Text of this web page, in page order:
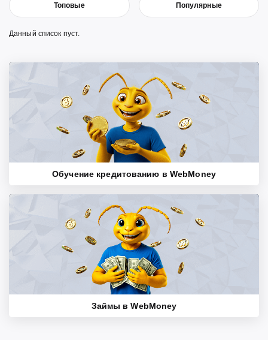
Топовые Популярные
Данный список пуст.
Обучение кредитованию в WebMoney
Займы в WebMoney